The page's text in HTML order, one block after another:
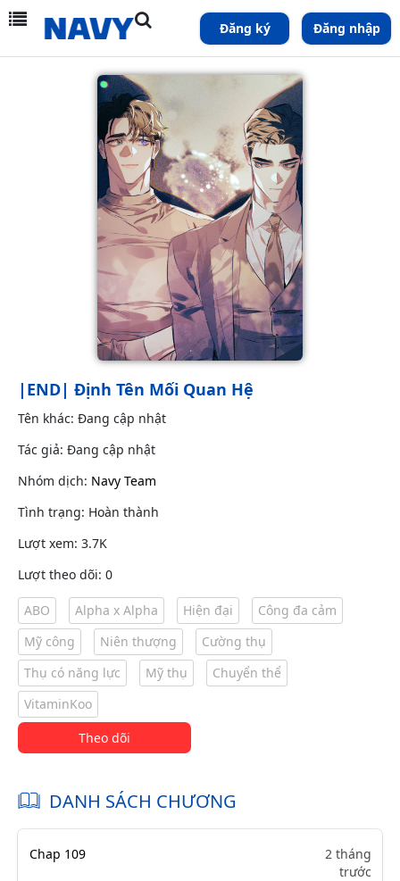
Đăng ký Đăng nhập
|END| Định Tên Mối Quan Hệ
Tên khác: Đang cập nhật
Tác giả: Đang cập nhật
Nhóm dịch: Navy Team
Tình trạng: Hoàn thành
Lượt xem: 3.7K
Lượt theo dõi: 0
ABO Alpha x Alpha Hiện đại
Công đa cảm
Mỹ công
Niên thượng
Cường thụ
Thụ có năng lực
Mỹ thụ
Chuyển thể
VitaminKoo
Theo dõi
DANH SÁCH CHƯƠNG
Chap 109
2 tháng
trước